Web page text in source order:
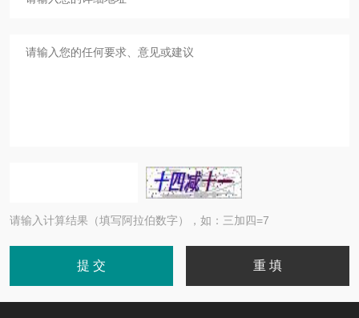
请输入计算结果（填写阿拉伯数字），如：三加四=7